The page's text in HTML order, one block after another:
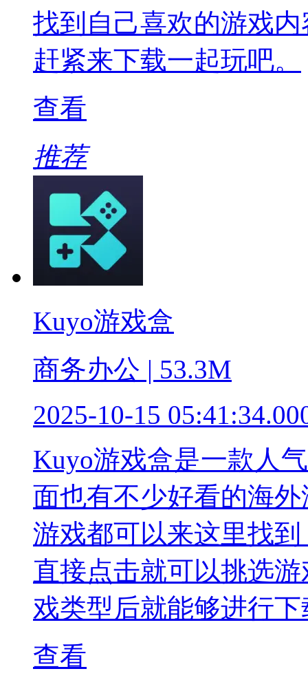
找到自己喜欢的游戏
赶紧来下载一起玩吧。
查看
推荐
Kuyo游戏盒
商务办公 | 53.3M
2025-10-15
Kuyo游戏盒是一款人
面也有不少好看的海
游戏都可以来这里找
直接点击就可以挑选
戏类型后就能够进行
查看